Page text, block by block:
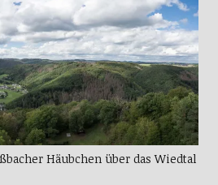
Häubchen über das Wiedtal